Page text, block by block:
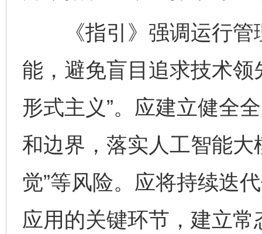
《指引》强调运行管
能，避免盲目追求技术领
形式主义”。应建立健全
和边界，落实人工智能大
觉”等风险。应将持续迭
应用的关键环节，建立